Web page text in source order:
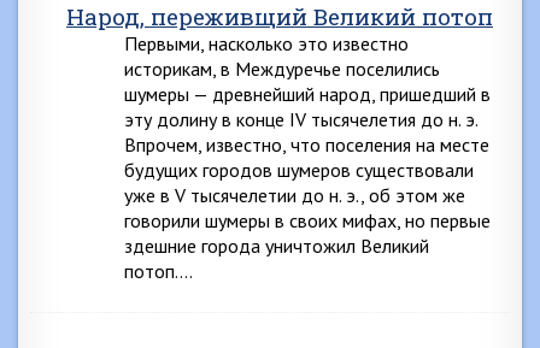
Народ, переживщий Великий потоп
Первыми, насколько это известно
историкам, в Междуречье поселились
шумеры — древнейший народ, пришедший в
эту долину в конце IV тысячелетия до н. э.
Впрочем, известно, что поселения на месте
будущих городов шумеров существовали
уже в V тысячелетии до н. э., об этом же
говорили шумеры в своих мифах, но первые
здешние города уничтожил Великий
потоп….